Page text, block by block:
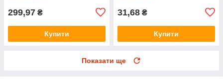
299,97 ₴
Купити
31,68 ₴
Купити
Показати ще